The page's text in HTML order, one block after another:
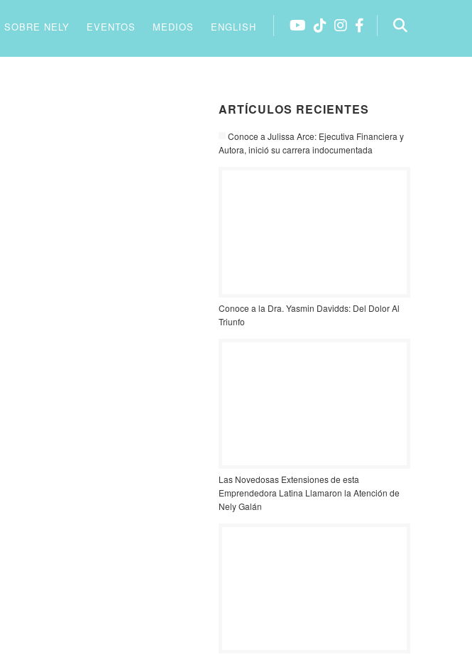
SOBRE NELY EVENTOS MEDIOS ENGLISH
ARTÍCULOS RECIENTES
Conoce a Julissa Arce: Ejecutiva Financiera y
Autora, inició su carrera indocumentada
Conoce a la Dra. Yasmin Davidds: Del Dolor Al
Triunfo
Las Novedosas Extensiones de esta
Emprendedora Latina Llamaron la Atención de
Nely Galán